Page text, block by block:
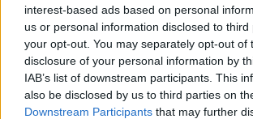
interest-based ads based on personal
us or personal information disclosed to
your opt-out. You may separately opt-out of
disclosure of your personal information by
IAB’s list of downstream participants. This
also be disclosed by us to third parties on
Downstream Participants that may further
#THE VOICE # RTL #ADÁSRÉSZLETEK